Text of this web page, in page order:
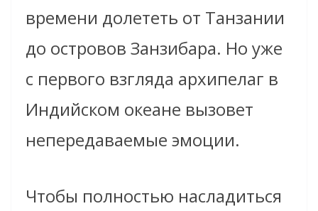
времени долететь от Танзании
до островов Занзибара. Но уже
с первого взгляда архипелаг в
Индийском океане вызовет
непередаваемые эмоции.
Чтобы полностью насладиться